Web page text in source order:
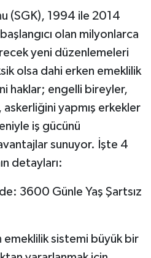
(SGK), 1994 ile 2014
olan milyonlarca
yeni düzenlemeleri
olsa dahi erken emeklilik
haklar; engelli bireyler,
askerliğini yapmış erkekler
iş gücünü
sunuyor. İşte 4
detayları:
3600 Günle Yaş Şartsız
emeklilik sistemi büyük bir